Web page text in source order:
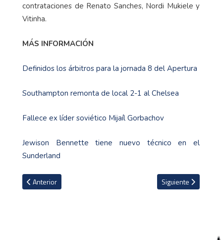
contrataciones de Renato Sanches, Nordi Mukiele y
Vitinha.
MÁS INFORMACIÓN
Definidos los árbitros para la jornada 8 del Apertura
Southampton remonta de local 2-1 al Chelsea
Fallece ex líder soviético Mijaíl Gorbachov
Jewison Bennette tiene nuevo técnico en el
Sunderland
Artículo anterior: Aubameyang sufrió fractura de mandíbula
Anterior Artículo siguiente:
Siguiente